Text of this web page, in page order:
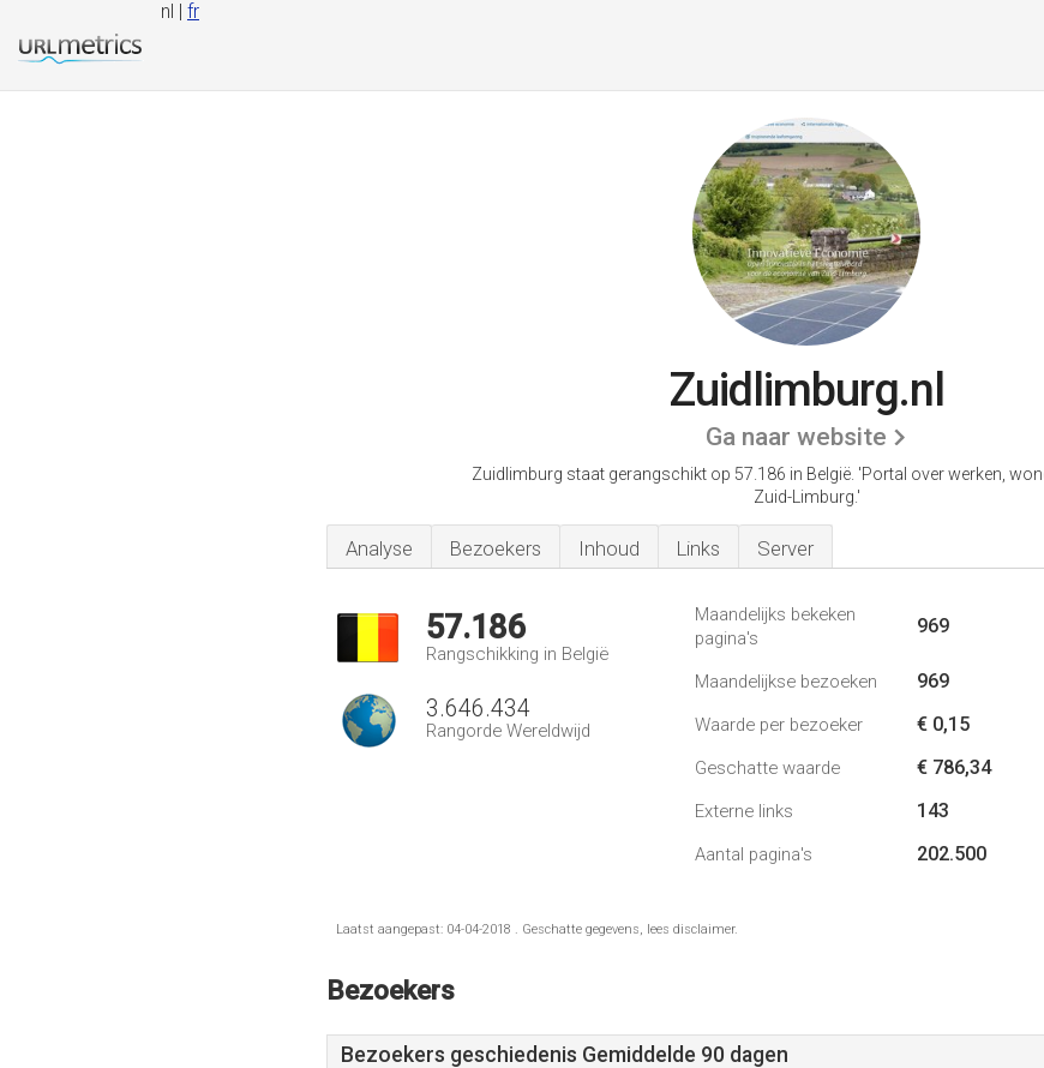
nl | fr
Zuidlimburg.nl
Ga naar website
Zuidlimburg staat gerangschikt op 57.186 in België. 'Portal over werken,
Zuid-Limburg.'
Analyse Bezoekers Inhoud Links Server
57.186
Rangschikking in België
3.646.434
Rangorde Wereldwijd
Maandelijks bekeken
pagina's
969
Maandelijkse bezoeken 969
Waarde per bezoeker € 0,15
Geschatte waarde € 786,34
Externe links 143
Aantal pagina's 202.500
Laatst aangepast: 04-04-2018 . Geschatte gegevens, lees disclaimer.
Bezoekers
Bezoekers geschiedenis Gemiddelde 90 dagen